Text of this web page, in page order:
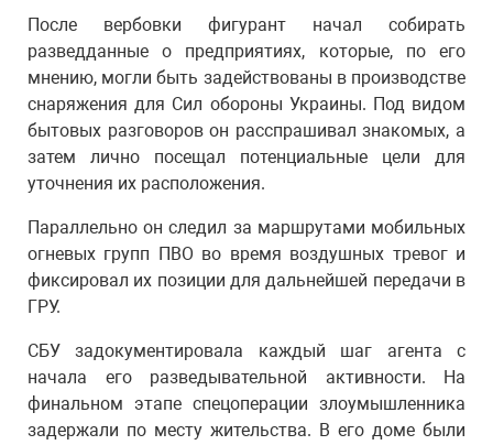
После вербовки фигурант начал собирать
разведданные о предприятиях, которые, по его
мнению, могли быть задействованы в производстве
снаряжения для Сил обороны Украины. Под видом
бытовых разговоров он расспрашивал знакомых, а
затем лично посещал потенциальные цели для
уточнения их расположения.
Параллельно он следил за маршрутами мобильных
огневых групп ПВО во время воздушных тревог и
фиксировал их позиции для дальнейшей передачи в
ГРУ.
СБУ задокументировала каждый шаг агента с
начала его разведывательной активности. На
финальном этапе спецоперации злоумышленника
задержали по месту жительства. В его доме были